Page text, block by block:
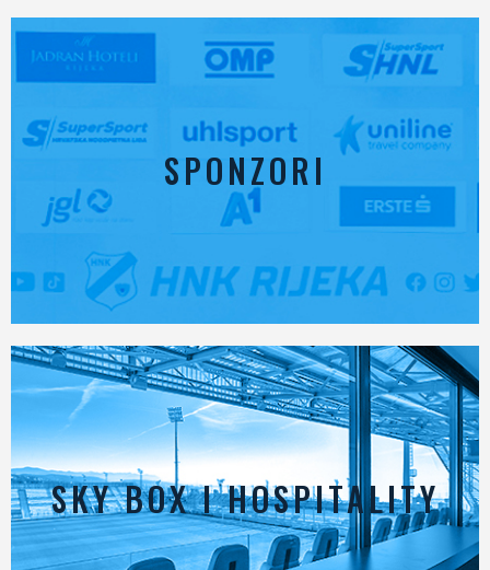
SPONZORI
SKY BOX I HOSPITALITY